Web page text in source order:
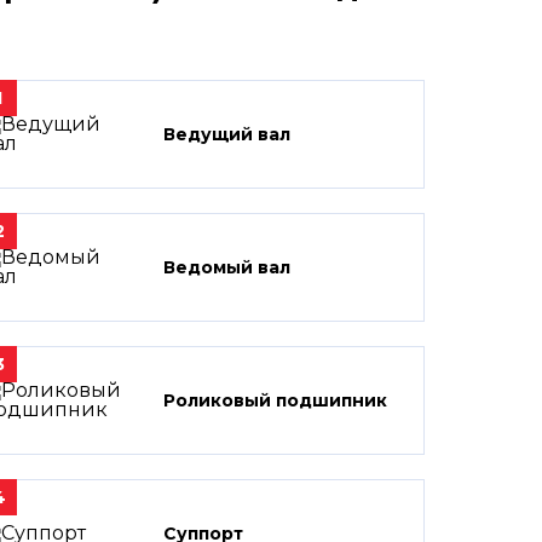
Ведущий вал
Ведомый вал
Роликовый подшипник
Суппорт